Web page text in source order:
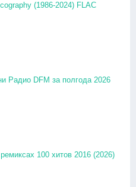
(1986-2024) FLAC
Радио DFM за полгода 2026
100 хитов 2016 (2026)